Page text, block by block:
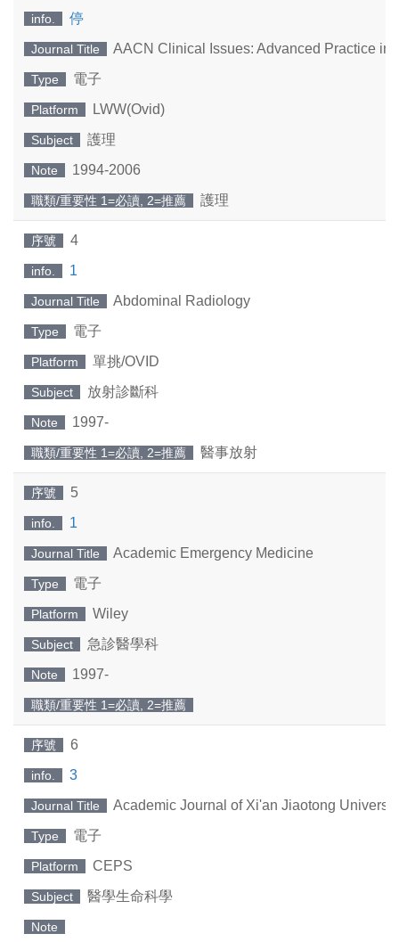
info. 停
Journal Title AACN Clinical Issues: Advanced Practice in
Type 電子
Platform LWW(Ovid)
Subject 護理
Note 1994-2006
職類/重要性 1=必讀, 2=推薦 護理
序號 4
info. 1
Journal Title Abdominal Radiology
Type 電子
Platform 單挑/OVID
Subject 放射診斷科
Note 1997-
職類/重要性 1=必讀, 2=推薦 醫事放射
序號 5
info. 1
Journal Title Academic Emergency Medicine
Type 電子
Platform Wiley
Subject 急診醫學科
Note 1997-
職類/重要性 1=必讀, 2=推薦
序號 6
info. 3
Journal Title Academic Journal of Xi'an Jiaotong
Type 電子
Platform CEPS
Subject 醫學生命科學
Note